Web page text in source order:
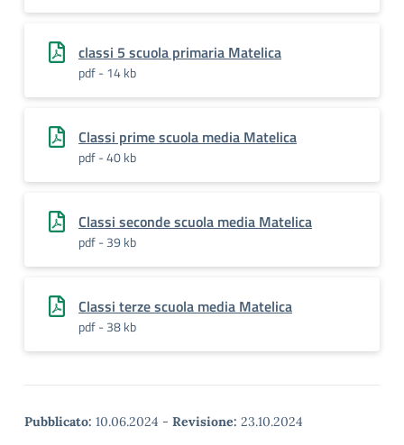
classi 5 scuola primaria Matelica
pdf - 14 kb
Classi prime scuola media Matelica
pdf - 40 kb
Classi seconde scuola media Matelica
pdf - 39 kb
Classi terze scuola media Matelica
pdf - 38 kb
Pubblicato: 10.06.2024 - Revisione: 23.10.2024